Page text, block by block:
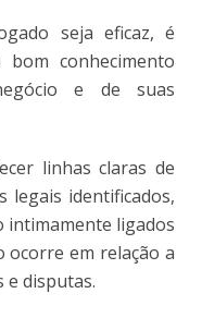
seja eficaz, é
conhecimento
e de suas
linhas claras de
legais identificados,
intimamente ligados
ocorre em relação a
disputas.